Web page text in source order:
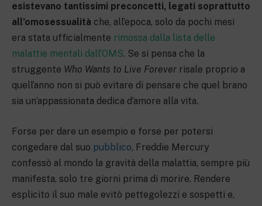
esistevano tantissimi preconcetti, legati soprattutto
all’omosessualità che, all’epoca, solo da pochi mesi
era stata ufficialmente rimossa dalla lista delle
malattie mentali dall’OMS. Se si pensa che la
struggente Who Wants to Live Forever risale proprio a
quell’anno non si può evitare di pensare che quel brano
sia un’appassionata dedica d’amore alla vita.
Forse per dare un esempio e forse per potersi
congedare dal suo pubblico, Freddie Mercury
confessò al mondo la gravità della malattia, sempre più
manifesta, solo tre giorni prima di morire. Rendere
esplicito il suo male evitò pettegolezzi e sospetti e,